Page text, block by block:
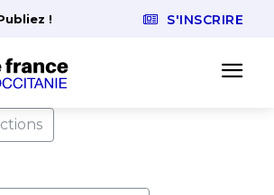
! S'INSCRIRE